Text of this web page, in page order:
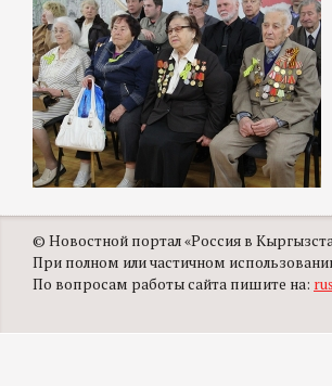
© Новостной портал «Россия в
При полном или частичном
По вопросам работы сайта пишите на: